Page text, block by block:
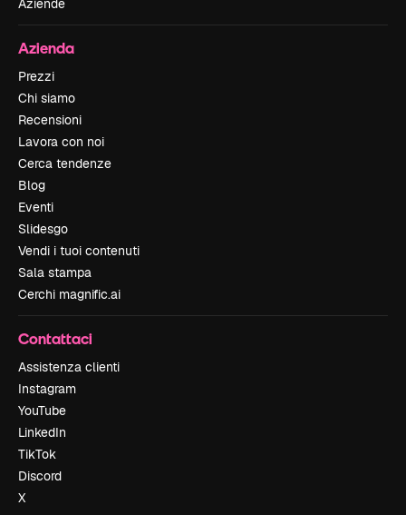
Aziende
Azienda
Prezzi
Chi siamo
Recensioni
Lavora con noi
Cerca tendenze
Blog
Eventi
Slidesgo
Vendi i tuoi contenuti
Sala stampa
Cerchi magnific.ai
Contattaci
Assistenza clienti
Instagram
YouTube
LinkedIn
TikTok
Discord
X